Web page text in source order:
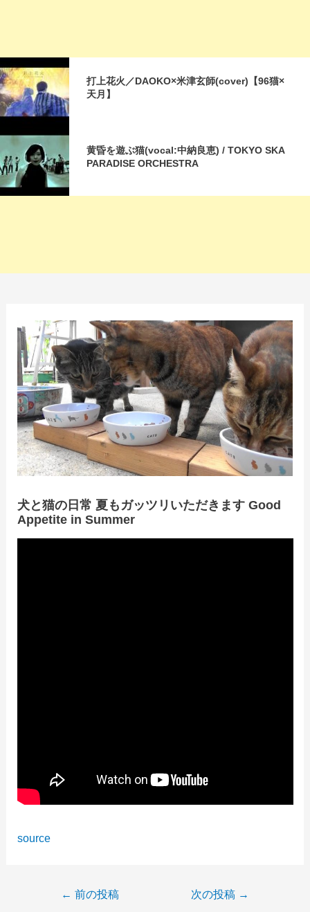
打上花火／DAOKO×米津玄師(cover)【96猫×
天月】
黄昏を遊ぶ猫(vocal:中納良恵) / TOKYO SKA
PARADISE ORCHESTRA
犬と猫の日常 夏もガッツリいただきます Good
Appetite in Summer
source
← 前の投稿 次の投稿 →